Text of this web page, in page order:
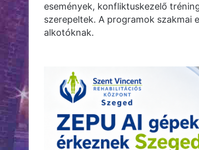
események, konfliktuskezelő
szerepeltek. A programok szakmai
alkotóknak.